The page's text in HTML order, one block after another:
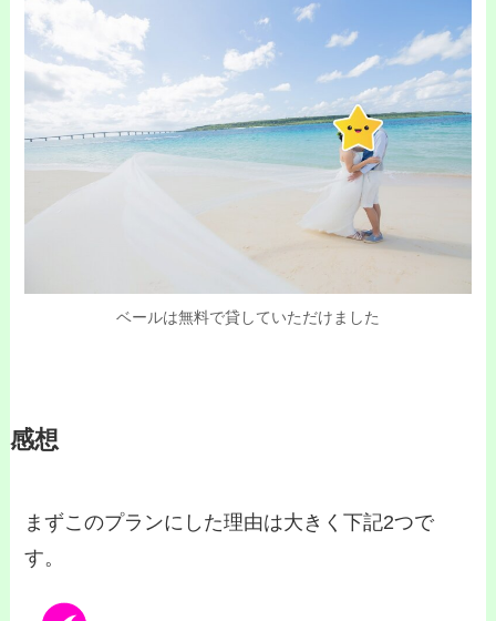
ベールは無料で貸していただけました
感想
まずこのプランにした理由は大きく下記2つで
す。